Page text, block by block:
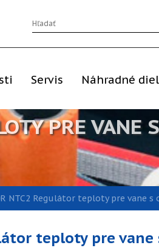
Servis Náhradné
PRE VANE
NTC2 Regulátor teploty pre vane
teploty pre